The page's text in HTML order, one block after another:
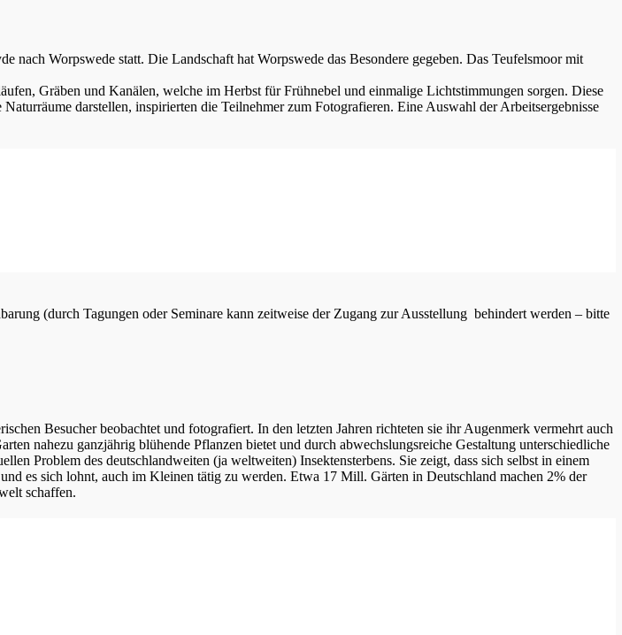
nach Worpswede statt. Die Landschaft hat Worpswede das Besondere gegeben. Das Teufelsmoor mit
Gräben und Kanälen, welche im Herbst für Frühnebel und einmalige Lichtstimmungen sorgen. Diese
darstellen, inspirierten die Teilnehmer zum Fotografieren. Eine Auswahl der Arbeitsergebnisse
(durch Tagungen oder Seminare kann zeitweise der Zugang zur Ausstellung behindert werden – bitte
Besucher beobachtet und fotografiert. In den letzten Jahren richteten sie ihr Augenmerk vermehrt auch
nahezu ganzjährig blühende Pflanzen bietet und durch abwechslungsreiche Gestaltung unterschiedliche
Problem des deutschlandweiten (ja weltweiten) Insektensterbens. Sie zeigt, dass sich selbst in einem
es sich lohnt, auch im Kleinen tätig zu werden. Etwa 17 Mill. Gärten in Deutschland machen 2% der
schaffen.